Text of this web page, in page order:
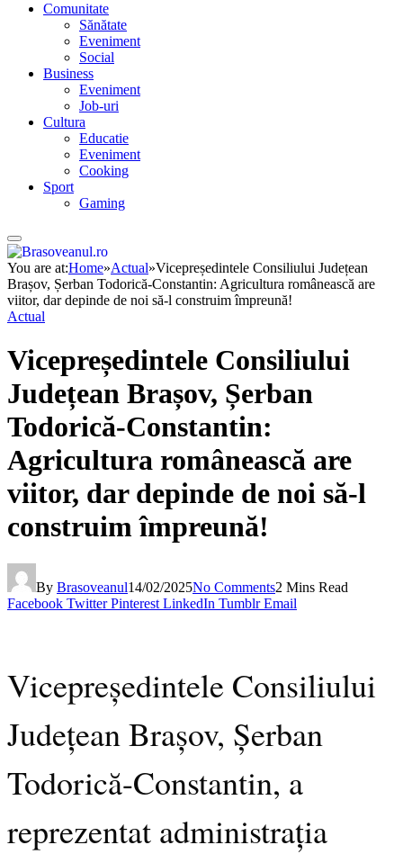
Comunitate
Sănătate
Eveniment
Social
Business
Eveniment
Job-uri
Cultura
Educatie
Eveniment
Cooking
Sport
Gaming
You are at:Home»Actual»Vicepreședintele Consiliului Județean
Brașov, Șerban Todorică-Constantin: Agricultura românească are
viitor, dar depinde de noi să-l construim împreună!
Actual
Vicepreședintele Consiliului
Județean Brașov, Șerban
Todorică-Constantin:
Agricultura românească are
viitor, dar depinde de noi să-l
construim împreună!
By Brasoveanul14/02/2025No Comments2 Mins Read
Facebook Twitter Pinterest LinkedIn Tumblr Email
Vicepreședintele Consiliului
Județean Brașov, Șerban
Todorică-Constantin, a
reprezentat administrația